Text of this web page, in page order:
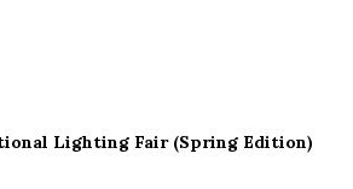
Lighting Fair (Spring Edition)